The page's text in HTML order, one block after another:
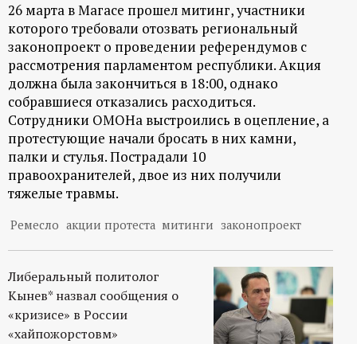
26 марта в Магасе прошел митинг, участники
которого требовали отозвать региональный
законопроект о проведении референдумов с
рассмотрения парламентом республики. Акция
должна была закончиться в 18:00, однако
собравшиеся отказались расходиться.
Сотрудники ОМОНа выстроились в оцепление, а
протестующие начали бросать в них камни,
палки и стулья. Пострадали 10
правоохранителей, двое из них получили
тяжелые травмы.
Ремесло акции протеста митинги законопроект
Либеральный политолог
Кынев* назвал сообщения о
«кризисе» в России
«хайпожорстовм»